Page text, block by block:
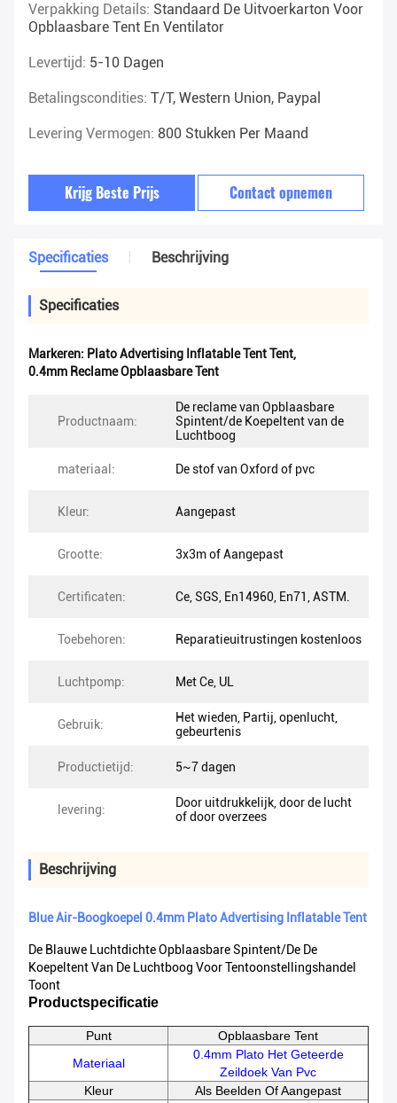
Verpakking Details: Standaard De Uitvoerkarton Voor
Opblaasbare Tent En Ventilator
Levertijd: 5-10 Dagen
Betalingscondities: T/T, Western Union, Paypal
Levering Vermogen: 800 Stukken Per Maand
Krijg Beste Prijs Contact opnemen
Specificaties Beschrijving
Specificaties
Markeren: Plato Advertising Inflatable Tent Tent,
0.4mm Reclame Opblaasbare Tent
Productnaam:
De reclame van Opblaasbare
Spintent/de Koepeltent van de
Luchtboog
materiaal: De stof van Oxford of pvc
Kleur: Aangepast
Grootte: 3x3m of Aangepast
Certificaten: Ce, SGS, En14960, En71, ASTM.
Toebehoren: Reparatieuitrustingen kostenloos
Luchtpomp: Met Ce, UL
Gebruik:
Het wieden, Partij, openlucht,
gebeurtenis
Productietijd: 5~7 dagen
levering:
Door uitdrukkelijk, door de lucht
of door overzees
Beschrijving
Blue Air-Boogkoepel 0.4mm Plato Advertising Inflatable Tent
De Blauwe Luchtdichte Opblaasbare Spintent/de De
Koepeltent Van De Luchtboog Voor Tentoonstellingshandel
Toont
Productspecificatie
Punt
Opblaasbare Tent
Materiaal
0.4mm Plato Het Geteerde
Zeildoek Van Pvc
Kleur
Als Beelden Of Aangepast